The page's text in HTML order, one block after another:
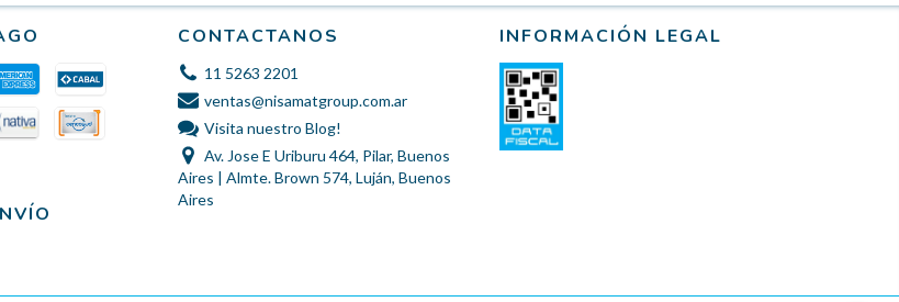
CONTACTANOS
11 5263 2201
ventas@nisamatgroup.com.ar
Visita nuestro Blog!
Av. Jose E Uriburu 464, Pilar, Buenos
Aires | Almte. Brown 574, Luján, Buenos
Aires
INFORMACIÓN LEGAL